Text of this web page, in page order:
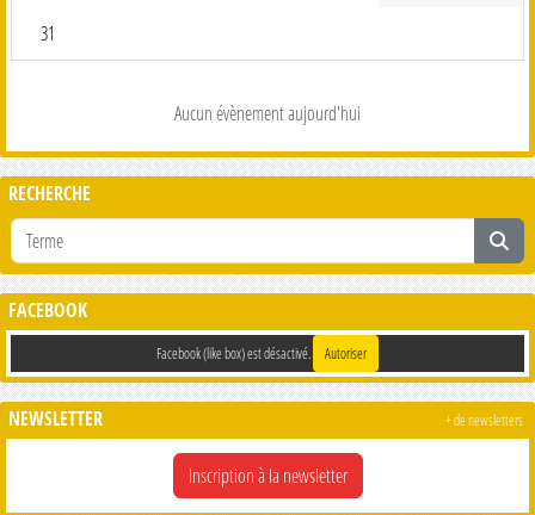
31
Aucun évènement aujourd'hui
RECHERCHE
FACEBOOK
Facebook (like box) est désactivé. Autoriser
NEWSLETTER
Inscription à la newsletter
+ de newsletters